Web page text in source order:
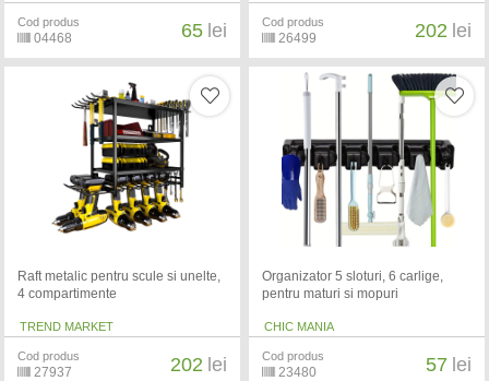
Cod produs
04468 65 lei Cod produs
26499 202 lei
Raft metalic pentru scule si unelte,
4 compartimente
TREND MARKET
Cod produs
27937 202 lei
Organizator 5 sloturi, 6 carlige,
pentru maturi si mopuri
CHIC MANIA
Cod produs
23480 57 lei